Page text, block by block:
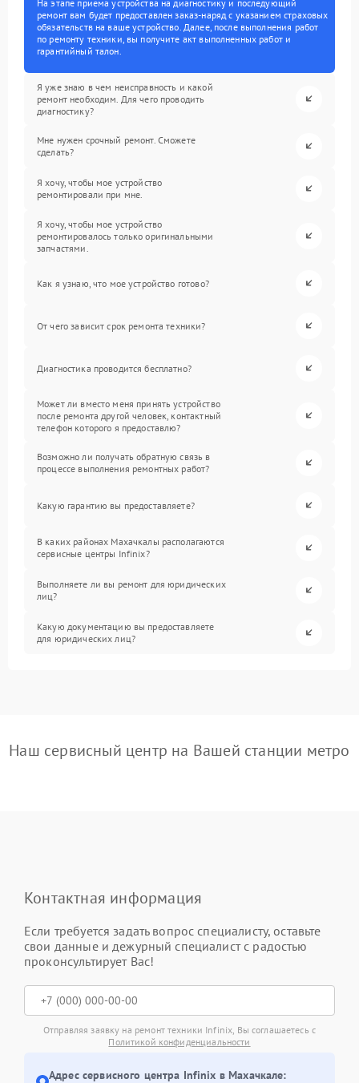
На этапе приема устройства на диагностику и последующий
ремонт вам будет предоставлен заказ-наряд с указанием страховых
обязательств на ваше устройство. Далее, после выполнения работ
по ремонту техники, вы получите акт выполненных работ и
гарантийный талон.
Я уже знаю в чем неисправность и какой
ремонт необходим. Для чего проводить
диагностику?
Мне нужен срочный ремонт. Сможете
сделать?
Я хочу, чтобы мое устройство
ремонтировали при мне.
Я хочу, чтобы мое устройство
ремонтировалось только оригинальными
запчастями.
Как я узнаю, что мое устройство готово?
От чего зависит срок ремонта техники?
Диагностика проводится бесплатно?
Может ли вместо меня принять устройство
после ремонта другой человек, контактный
телефон которого я предоставлю?
Возможно ли получать обратную связь в
процессе выполнения ремонтных работ?
Какую гарантию вы предоставляете?
В каких районах Махачкалы располагаются
сервисные центры Infinix?
Выполняете ли вы ремонт для юридических
лиц?
Какую документацию вы предоставляете
для юридических лиц?
Наш сервисный центр на Вашей станции метро
Контактная информация
Если требуется задать вопрос специалисту, оставьте
свои данные и дежурный специалист с радостью
проконсультирует Вас!
Отправляя заявку на ремонт техники Infinix, Вы соглашаетесь с
Политикой конфиденциальности
Адрес сервисного центра Infinix в Махачкале: